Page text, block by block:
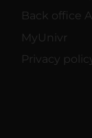
Back office
MyUnivr
Privacy